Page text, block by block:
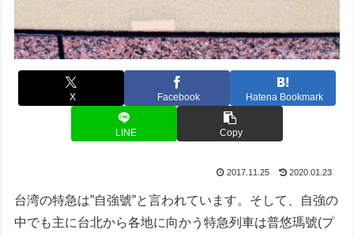
X Facebook Hatena Bookmark
LINE Copy
2017.11.25 2020.01.23
台湾の特急は”自強號”と言われています。そして、自強の
中でも主に台北から各地に向かう特急列車は普悠瑪號(プ